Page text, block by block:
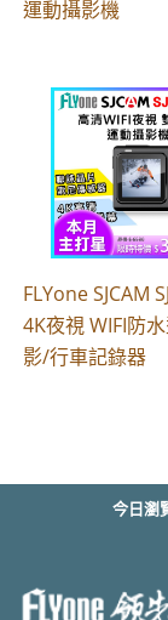
運動攝影機
FLYone SJCAM
4K夜視 WIFI防
影/行車記錄器
今日瀏